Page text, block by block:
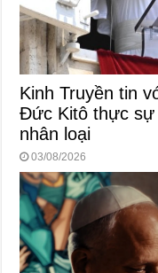
Kinh Truyền tin
Đức Kitô thực sự
nhân loại
03/08/2026